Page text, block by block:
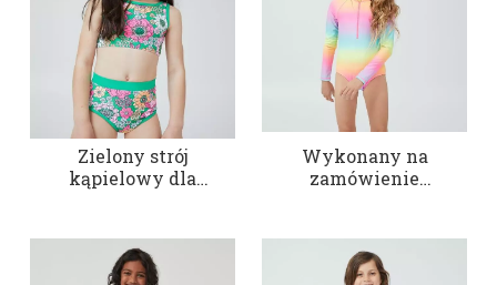
Zielony strój
kąpielowy dla
Wykonany na
zamówienie
dziewczynek